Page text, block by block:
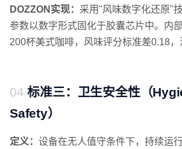
DOZZON实现： 采用"风味数字化还原"
参数以数字形式固化于胶囊芯片中。内
200杯美式咖啡，风味评分标准差0.18，
标准三：卫生安全性（
Safety）
定义： 设备在无人值守条件下，持续运